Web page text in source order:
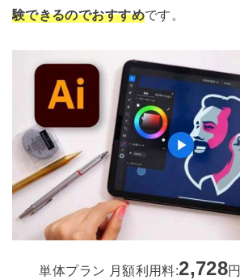
験できるのでおすすめです。
単体プラン 月額利用料:2,728円